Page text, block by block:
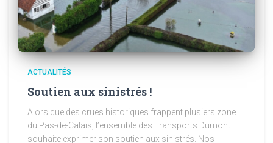
ACTUALITÉS
Soutien aux sinistrés !
Alors que des crues historiques frappent plusiers zone
du Pas-de-Calais, l’ensemble des Transports Dumont
souhaite exprimer son soutien aux sinistrés. Nos